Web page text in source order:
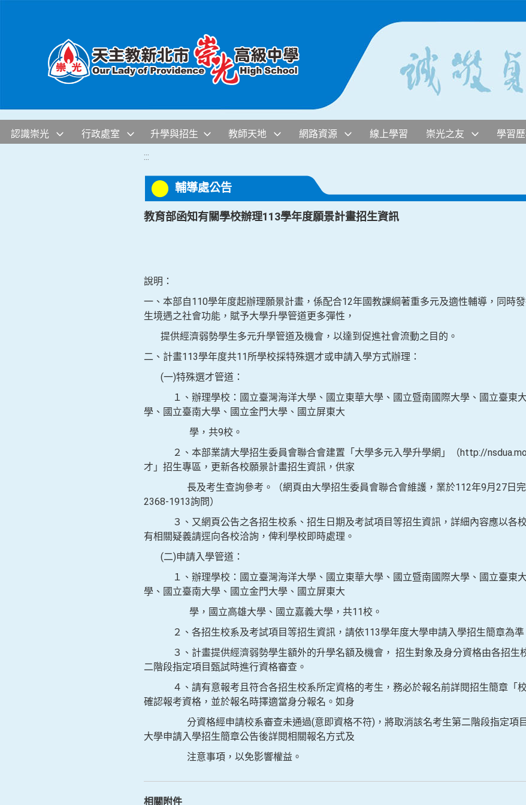
認識崇光 行政處室 升學與招生 教師天地 網路資源 線上學習 崇光之友 學習
:::
輔導處公告
教育部函知有關學校辦理113學年度願景計畫招生資訊
說明：
一、本部自110學年度起辦理願景計畫，係配合12年國教課綱著重多元及適性輔導，同時
生境遇之社會功能，賦予大學升學管道更多彈性，
提供經濟弱勢學生多元升學管道及機會，以達到促進社會流動之目的。
二、計畫113學年度共11所學校採特殊選才或申請入學方式辦理：
(一)特殊選才管道：
１、辦理學校：國立臺灣海洋大學、國立東華大學、國立暨南國際大學、國立臺東大
學、國立臺南大學、國立金門大學、國立屏東大
學，共9校。
２、本部業請大學招生委員會聯合會建置「大學多元入學升學網」（http://
才」招生專區，更新各校願景計畫招生資訊，供家
長及考生查詢參考。（網頁由大學招生委員會聯合會維護，業於112年9月27日完
2368-1913詢問）
３、又網頁公告之各招生校系、招生日期及考試項目等招生資訊，詳細內容應以各
有相關疑義請逕向各校洽詢，俾利學校即時處理。
(二)申請入學管道：
１、辦理學校：國立臺灣海洋大學、國立東華大學、國立暨南國際大學、國立臺東大
學、國立臺南大學、國立金門大學、國立屏東大
學，國立高雄大學、國立嘉義大學，共11校。
２、各招生校系及考試項目等招生資訊，請依113學年度大學申請入學招生簡章為準
３、計畫提供經濟弱勢學生額外的升學名額及機會， 招生對象及身分資格由各招生
二階段指定項目甄試時進行資格審查。
４、請有意報考且符合各招生校系所定資格的考生，務必於報名前詳閱招生簡章「
確認報考資格，並於報名時擇適當身分報名。如身
分資格經申請校系審查未通過(意即資格不符)，將取消該名考生第二階段指定項目
大學申請入學招生簡章公告後詳閱相關報名方式及
注意事項，以免影響權益。
相關附件